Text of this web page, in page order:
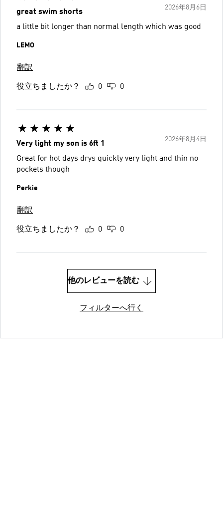
2026年8月6日
great swim shorts
a little bit longer than normal length which was good
LEMO
翻訳
役立ちましたか？ 0 0
2026年8月4日
Very light my son is 6ft 1
Great for hot days drys quickly very light and thin no
pockets though
Perkie
翻訳
役立ちましたか？ 0 0
他のレビューを読む
フィルターへ行く